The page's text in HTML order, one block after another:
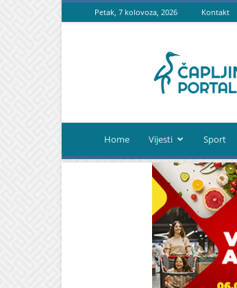
Petak, 7 kolovoza, 2026 Kontakt
portal
Home Vijesti Sport